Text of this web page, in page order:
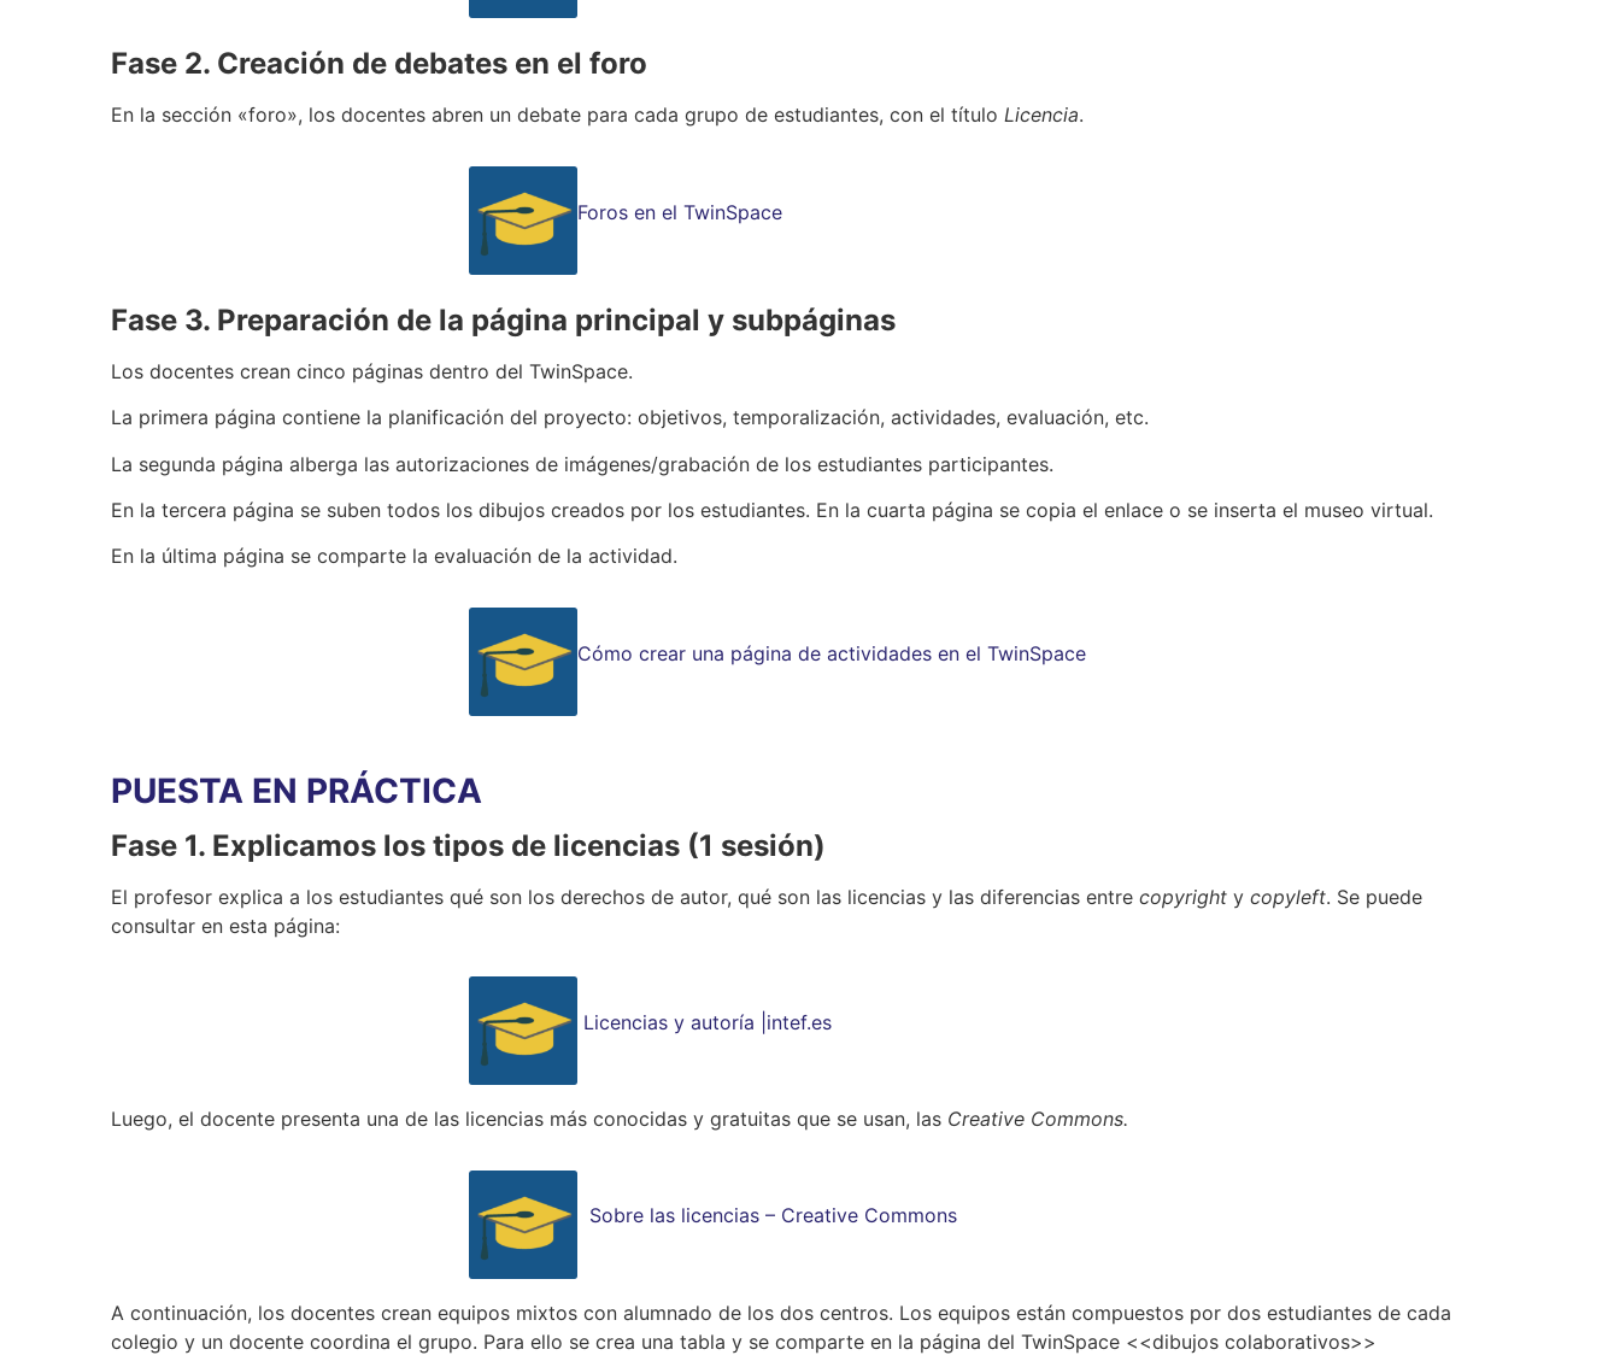
Fase 2. Creación de debates en el foro
En la sección «foro», los docentes abren un debate para cada grupo de estudiantes, con el título Licencia.
Foros en el TwinSpace
Fase 3. Preparación de la página principal y subpáginas
Los docentes crean cinco páginas dentro del TwinSpace.
La primera página contiene la planificación del proyecto: objetivos, temporalización, actividades, evaluación, etc.
La segunda página alberga las autorizaciones de imágenes/grabación de los estudiantes participantes.
En la tercera página se suben todos los dibujos creados por los estudiantes. En la cuarta página se copia el enlace o se inserta el museo virtual.
En la última página se comparte la evaluación de la actividad.
Cómo crear una página de actividades en el TwinSpace
PUESTA EN PRÁCTICA
Fase 1. Explicamos los tipos de licencias (1 sesión)
El profesor explica a los estudiantes qué son los derechos de autor, qué son las licencias y las diferencias entre copyright y copyleft. Se puede
consultar en esta página:
Licencias y autoría |intef.es
Luego, el docente presenta una de las licencias más conocidas y gratuitas que se usan, las Creative Commons.
Sobre las licencias – Creative Commons
A continuación, los docentes crean equipos mixtos con alumnado de los dos centros. Los equipos están compuestos por dos estudiantes de cada
colegio y un docente coordina el grupo. Para ello se crea una tabla y se comparte en la página del TwinSpace <<dibujos colaborativos>>